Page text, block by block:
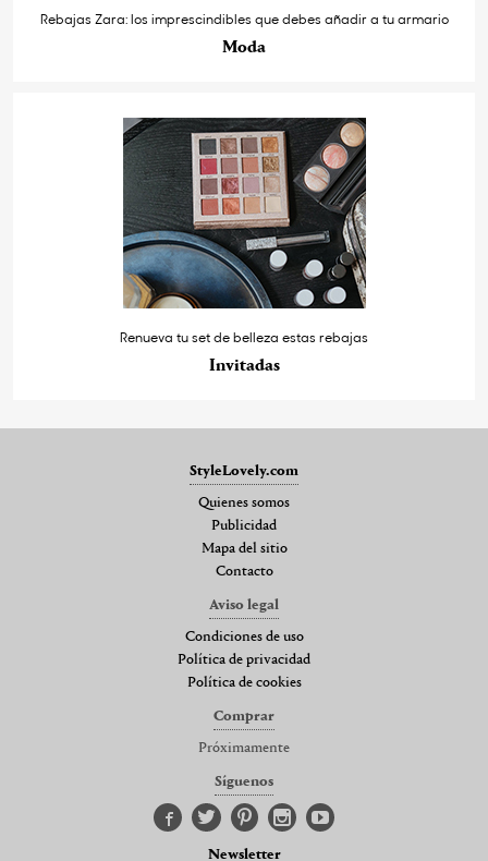
Rebajas Zara: los imprescindibles que debes añadir a tu armario
Moda
Renueva tu set de belleza estas rebajas
Invitadas
StyleLovely.com
Quienes somos
Publicidad
Mapa del sitio
Contacto
Aviso legal
Condiciones de uso
Política de privacidad
Política de cookies
Comprar
Próximamente
Síguenos
Newsletter